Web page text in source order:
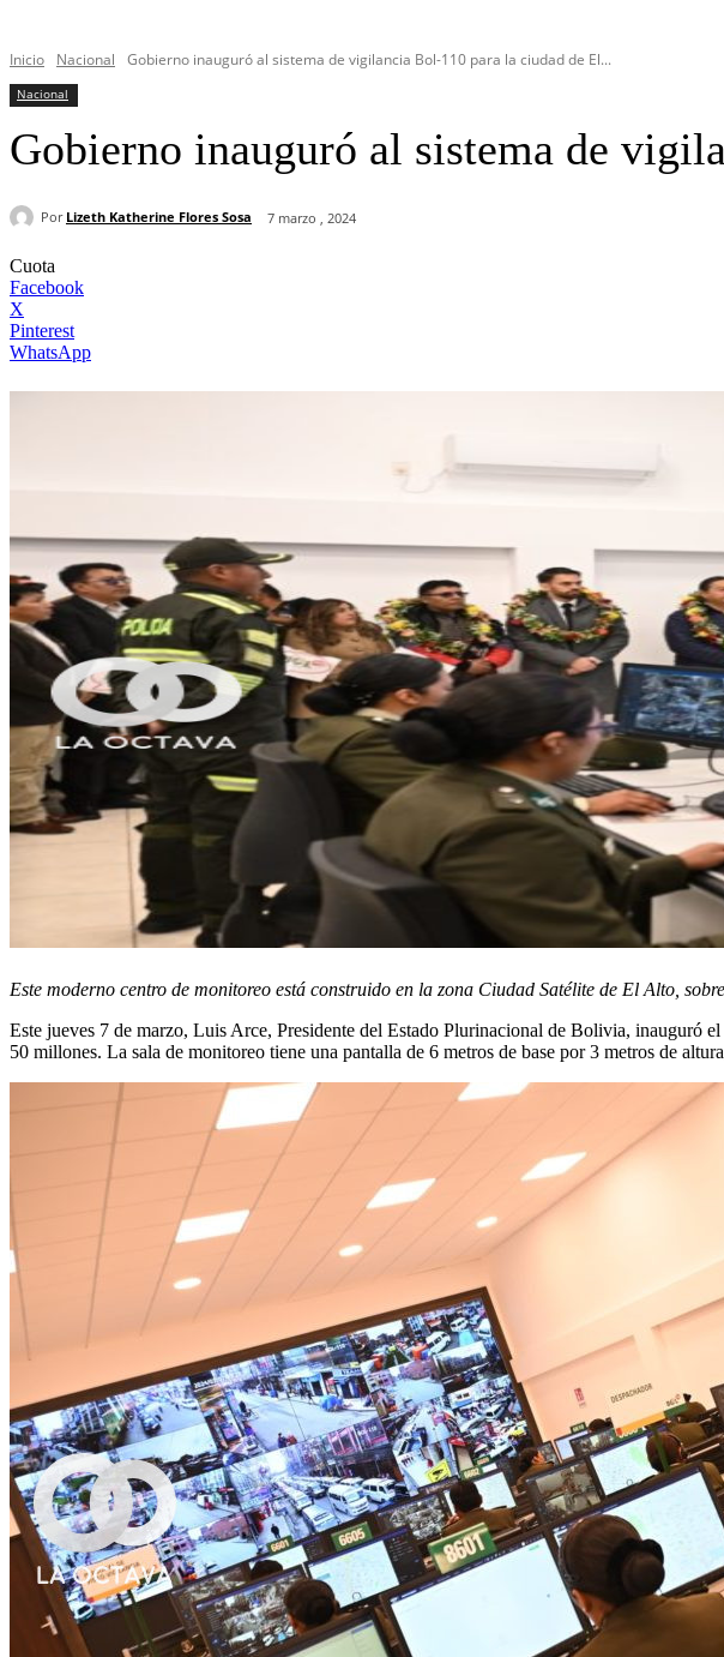
Inicio Nacional Gobierno inauguró al sistema de vigilancia Bol-110 para la ciudad de El...
Nacional
Gobierno inauguró al sistema de
Por Lizeth Katherine Flores Sosa 7 marzo , 2024
Cuota
Facebook
X
Pinterest
WhatsApp
Este moderno centro de monitoreo está construido en la zona Ciudad Satélite de El Alto,
Este jueves 7 de marzo, Luis Arce, Presidente del Estado Plurinacional de Bolivia, inauguró
50 millones. La sala de monitoreo tiene una pantalla de 6 metros de base por 3 metros de